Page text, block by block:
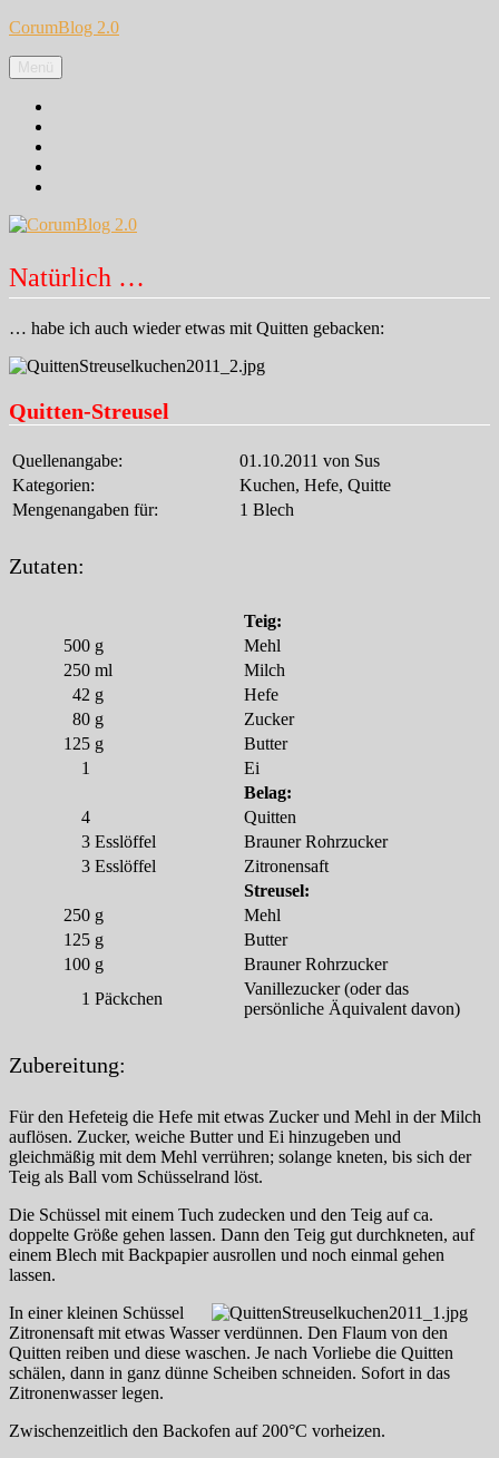
Zum
springen
CorumBlog 2.0
Menü
Natürlich …
… habe ich auch wieder etwas mit Quitten gebacken:
Quitten-Streusel
Quellenangabe:
01.10.2011 von Sus
Kategorien:
Kuchen, Hefe, Quitte
Mengenangaben für:
1 Blech
Zutaten:
Teig:
500 g
Mehl
250 ml
Milch
42 g
Hefe
80 g
Zucker
125 g
Butter
1
Ei
Belag:
4
Quitten
3 Esslöffel
Brauner Rohrzucker
3 Esslöffel
Zitronensaft
Streusel:
250 g
Mehl
125 g
Butter
100 g
Brauner Rohrzucker
1 Päckchen
Vanillezucker (oder das
persönliche Äquivalent davon)
Zubereitung:
Für den Hefeteig die Hefe mit etwas Zucker und Mehl in der Milch
auflösen. Zucker, weiche Butter und Ei hinzugeben und
gleichmäßig mit dem Mehl verrühren; solange kneten, bis sich der
Teig als Ball vom Schüsselrand löst.
Die Schüssel mit einem Tuch zudecken und den Teig auf ca.
doppelte Größe gehen lassen. Dann den Teig gut durchkneten, auf
einem Blech mit Backpapier ausrollen und noch einmal gehen
lassen.
In einer kleinen Schüssel
Zitronensaft mit etwas Wasser verdünnen. Den Flaum von den
Quitten reiben und diese waschen. Je nach Vorliebe die Quitten
schälen, dann in ganz dünne Scheiben schneiden. Sofort in das
Zitronenwasser legen.
Zwischenzeitlich den Backofen auf 200°C vorheizen.